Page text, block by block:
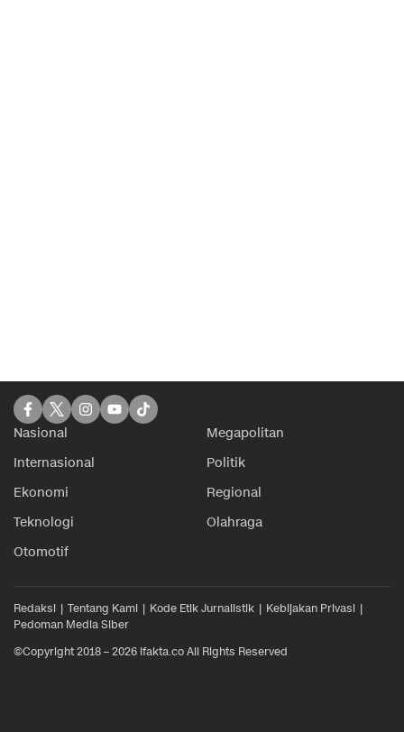
Nasional
Megapolitan
Internasional
Politik
Ekonomi
Regional
Teknologi
Olahraga
Otomotif
Redaksi Tentang Kami Kode Etik Jurnalistik
Kebijakan Privasi
Pedoman Media Siber
©Copyright 2018 – 2026 ifakta.co All Rights Reserved